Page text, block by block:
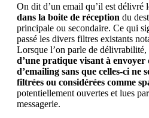
On dit d’un email qu’il est délivré
dans la boite de réception du
principale ou secondaire. Ce qui
passé les divers filtres existants
Lorsque l’on parle de délivrabilité,
d’une pratique visant à envoyer
d’emailing sans que celles-ci ne
filtrées ou considérées comme
potentiellement ouvertes et lues
messagerie.